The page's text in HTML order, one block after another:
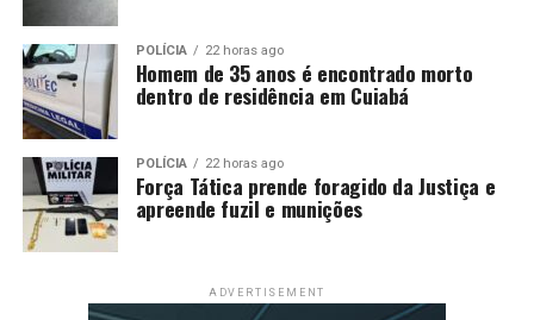
POLÍCIA 22 horas ago
Homem de 35 anos é encontrado morto
dentro de residência em Cuiabá
POLÍCIA 22 horas ago
Força Tática prende foragido da Justiça e
apreende fuzil e munições
ADVERTISEMENT